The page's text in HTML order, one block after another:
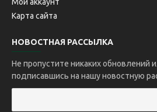
Карта сайта
НОВОСТНАЯ РАССЫЛКА
Не пропустите никаких обновлений
подписавшись на нашу новостную